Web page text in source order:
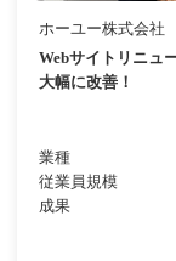
ホーユー株式会社
Webサイトリニュ
大幅に改善！
業種
従業員規模
成果